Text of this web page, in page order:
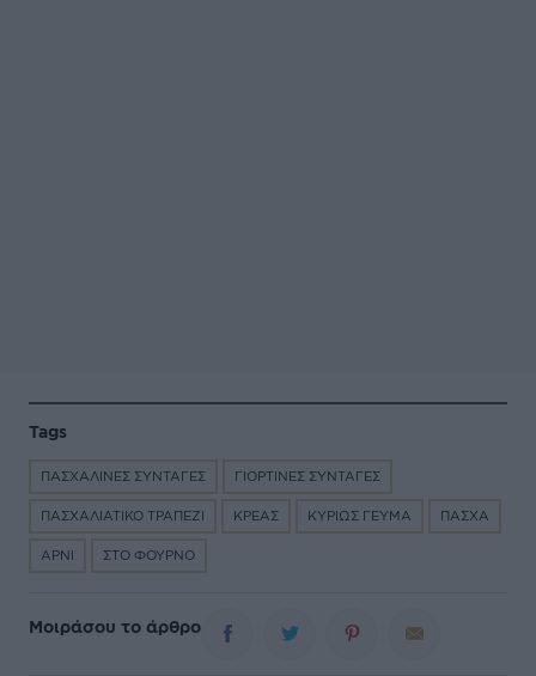
Tags
ΠΑΣΧΑΛΙΝΕΣ ΣΥΝΤΑΓΕΣ ΓΙΟΡΤΙΝΕΣ ΣΥΝΤΑΓΕΣ
ΠΑΣΧΑΛΙΑΤΙΚΟ ΤΡΑΠΕΖΙ ΚΡΕΑΣ ΚΥΡΙΩΣ ΓΕΥΜΑ ΠΑΣΧΑ
ΑΡΝΙ ΣΤΟ ΦΟΥΡΝΟ
Μοιράσου το άρθρο